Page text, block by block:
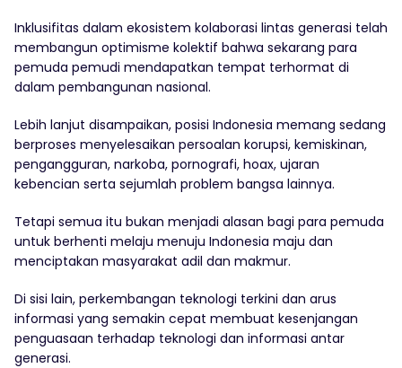
Inklusifitas dalam ekosistem kolaborasi lintas generasi telah
membangun optimisme kolektif bahwa sekarang para
pemuda pemudi mendapatkan tempat terhormat di
dalam pembangunan nasional.
Lebih lanjut disampaikan, posisi Indonesia memang sedang
berproses menyelesaikan persoalan korupsi, kemiskinan,
pengangguran, narkoba, pornografi, hoax, ujaran
kebencian serta sejumlah problem bangsa lainnya.
Tetapi semua itu bukan menjadi alasan bagi para pemuda
untuk berhenti melaju menuju Indonesia maju dan
menciptakan masyarakat adil dan makmur.
Di sisi lain, perkembangan teknologi terkini dan arus
informasi yang semakin cepat membuat kesenjangan
penguasaan terhadap teknologi dan informasi antar
generasi.